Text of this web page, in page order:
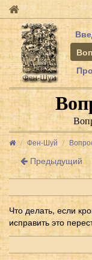
Фен-Шуй
Предыдущий
Что делать, если
исправить это